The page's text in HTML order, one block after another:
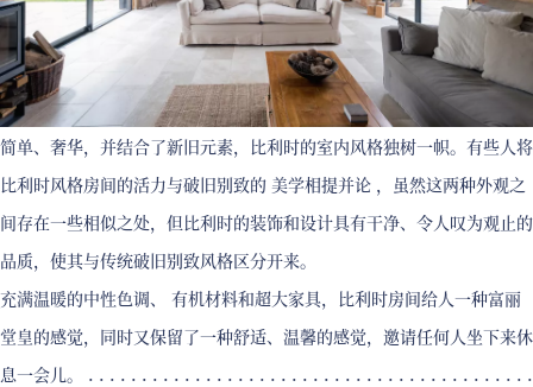
简单、奢华，并结合了新旧元素，比利时的室内风格独树一帜。有些人将
比利时风格房间的活力与破旧别致的 美学相提并论 ，虽然这两种外观之
间存在一些相似之处，但比利时的装饰和设计具有干净、令人叹为观止的
品质，使其与传统破旧别致风格区分开来。
充满温暖的中性色调、 有机材料和超大家具，比利时房间给人一种富丽
堂皇的感觉，同时又保留了一种舒适、温馨的感觉，邀请任何人坐下来休
息一会儿。 . . . . . . . . . . . . . . . . . . . . . . . . . . . . . . . . . . . . . . . . . .